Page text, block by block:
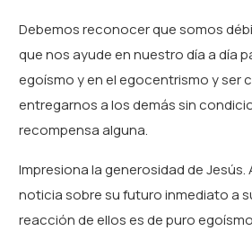
Debemos reconocer que somos
que nos ayude en nuestro día a día
egoísmo y en el egocentrismo y ser
entregarnos a los demás sin
recompensa alguna.
Impresiona la generosidad de
noticia sobre su futuro inmediato a
reacción de ellos es de puro